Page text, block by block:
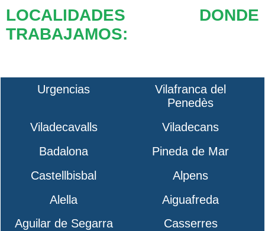
LOCALIDADES DONDE
TRABAJAMOS:
Urgencias
Vilafranca del
Penedès
Viladecavalls
Viladecans
Badalona
Pineda de Mar
Castellbisbal
Alpens
Alella
Aiguafreda
Aguilar de Segarra
Casserres